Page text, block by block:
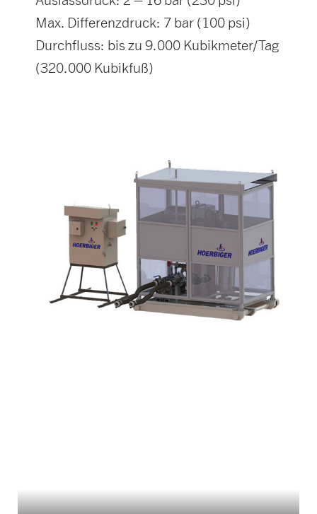
Max. Differenzdruck: 7 bar (100 psi)
Durchfluss: bis zu 9.000 Kubikmeter/Tag
(320.000 Kubikfuß)